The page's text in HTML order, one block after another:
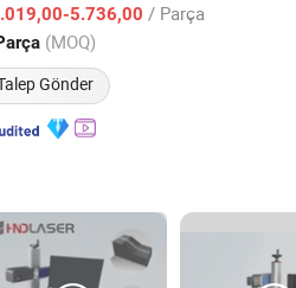
5.736,00 / Parça
(MOQ)
Gönder
Fiyat 2019